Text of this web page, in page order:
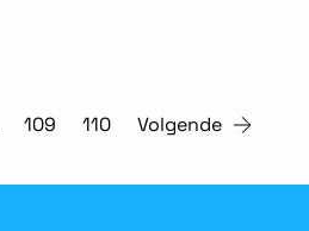
109 110 Volgende